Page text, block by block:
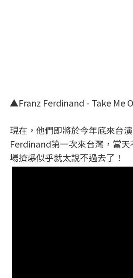
▲Franz Ferdinand - Take Me
現在，他們即將於今年底來台
Ferdinand第一次來台灣，當
場擠爆似乎就太說不過去了！